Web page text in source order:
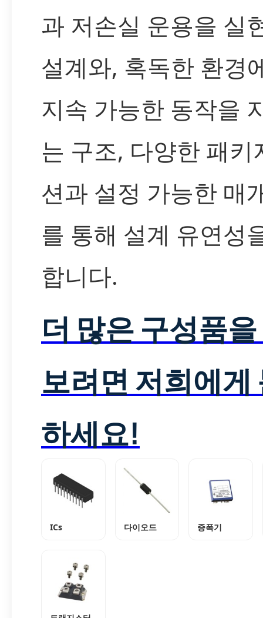
과 저손실 운용을 실
설계와, 혹독한 환경
지속 가능한 동작을
는 구조, 다양한 패키
션과 설정 가능한 매
를 통해 설계 유연성
합니다.
더 많은 구성품
보려면 저희에게
하세요!
ICs 다이오드 증폭기